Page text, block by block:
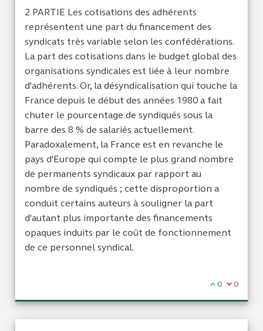
2 PARTIE Les cotisations des adhérents
représentent une part du financement des
syndicats très variable selon les confédérations.
La part des cotisations dans le budget global des
organisations syndicales est liée à leur nombre
d'adhérents. Or, la désyndicalisation qui touche la
France depuis le début des années 1980 a fait
chuter le pourcentage de syndiqués sous la
barre des 8 % de salariés actuellement.
Paradoxalement, la France est en revanche le
pays d'Europe qui compte le plus grand nombre
de permanents syndicaux par rapport au
nombre de syndiqués ; cette disproportion a
conduit certains auteurs à souligner la part
d'autant plus importante des financements
opaques induits par le coût de fonctionnement
de ce personnel syndical.
Je suis
0 Je ne
0